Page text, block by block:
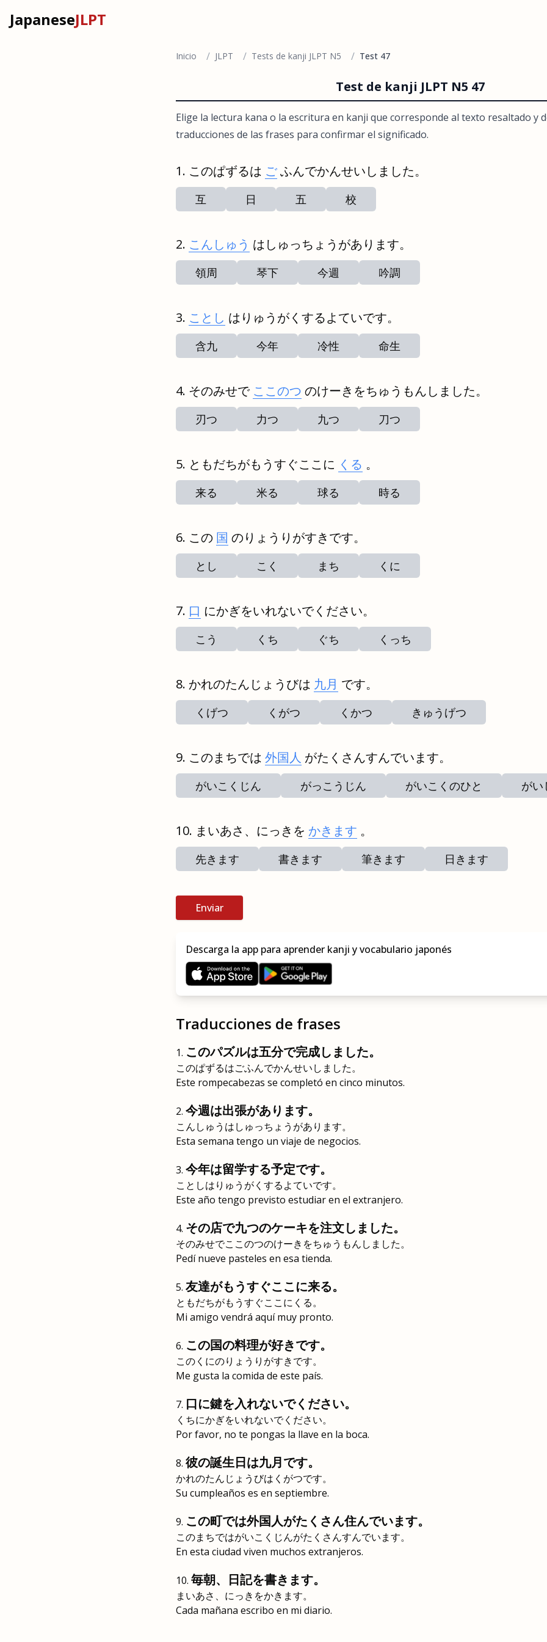
JapaneseJLPT
Inicio / JLPT / Tests de kanji JLPT N5 / Test 47
Test de kanji JLPT N5 47
Elige la lectura kana o la escritura en kanji que corresponde al texto resaltado y
traducciones de las frases para confirmar el significado.
このぱずるは ごふんでかんせいしました。
互 日 五 校
こんしゅう はしゅっちょうがあります。
領周 琴下 今週 吟調
ことし はりゅうがくするよていです。
含九 今年 冷性 命生
そのみせで ここのつ のけーきをちゅうもんしました。
刃つ 力つ 九つ 刀つ
ともだちがもうすぐここに くる 。
来る 米る 球る 時る
この 国 のりょうりがすきです。
とし こく まち くに
口 にかぎをいれないでください。
こう くち ぐち くっち
かれのたんじょうびは 九月 です。
くげつ くがつ くかつ きゅうげつ
このまちでは 外国人 がたくさんすんでいます。
がいこくじん がっこうじん がいこくのひと がい
まいあさ、にっきを かきます 。
先きます 書きます 筆きます 日きます
Enviar
Descarga la app para aprender kanji y vocabulario japonés
Traducciones de frases
このパズルは五分で完成しました。
このぱずるはごふんでかんせいしました。
Este rompecabezas se completó en cinco minutos.
今週は出張があります。
こんしゅうはしゅっちょうがあります。
Esta semana tengo un viaje de negocios.
今年は留学する予定です。
ことしはりゅうがくするよていです。
Este año tengo previsto estudiar en el extranjero.
その店で九つのケーキを注文しました。
そのみせでここのつのけーきをちゅうもんしました。
Pedí nueve pasteles en esa tienda.
友達がもうすぐここに来る。
ともだちがもうすぐここにくる。
Mi amigo vendrá aquí muy pronto.
この国の料理が好きです。
このくにのりょうりがすきです。
Me gusta la comida de este país.
口に鍵を入れないでください。
くちにかぎをいれないでください。
Por favor, no te pongas la llave en la boca.
彼の誕生日は九月です。
かれのたんじょうびはくがつです。
Su cumpleaños es en septiembre.
この町では外国人がたくさん住んでいます。
このまちではがいこくじんがたくさんすんでいます。
En esta ciudad viven muchos extranjeros.
毎朝、日記を書きます。
まいあさ、にっきをかきます。
Cada mañana escribo en mi diario.